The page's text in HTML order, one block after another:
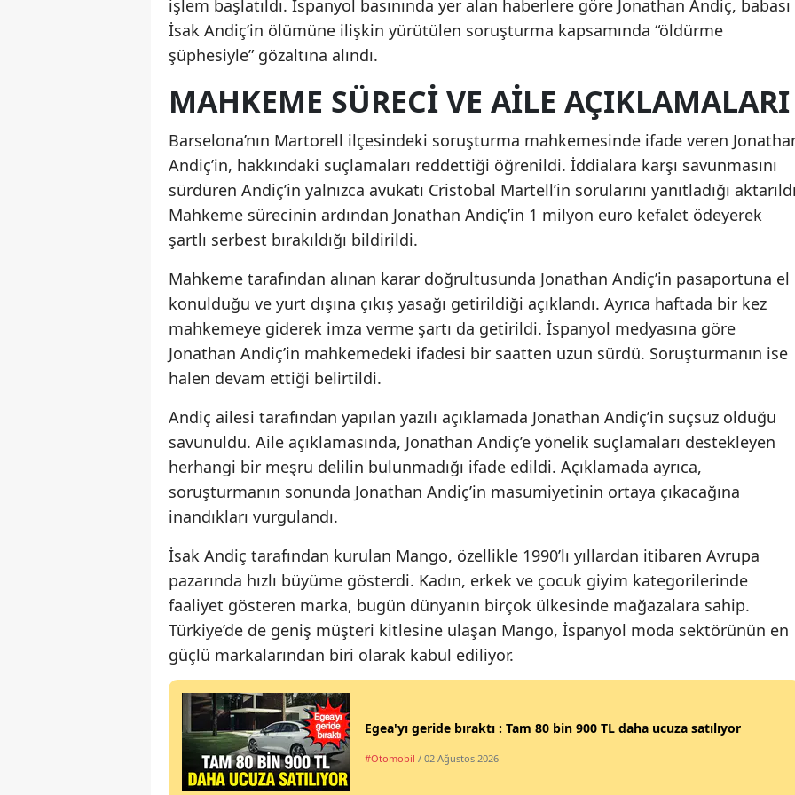
Yozgat
Aksaray
Bayburt
Karaman
Kırıkkale
Şırnak
Bartın
Ardahan
Yalova
Karabük
Düzce
işlem başlatıldı. İspanyol basınında yer alan haberlere göre Jonathan Andiç, babası
İsak Andiç’in ölümüne ilişkin yürütülen soruşturma kapsamında “öldürme
şüphesiyle” gözaltına alındı.
MAHKEME SÜRECI VE AILE AÇIKLAMALARI
Barselona’nın Martorell ilçesindeki soruşturma mahkemesinde ifade veren
Andiç’in, hakkındaki suçlamaları reddettiği öğrenildi. İddialara karşı savunmasını
sürdüren Andiç’in yalnızca avukatı Cristobal Martell’in sorularını yanıtladığı
Mahkeme sürecinin ardından Jonathan Andiç’in 1 milyon euro kefalet ödeyerek
şartlı serbest bırakıldığı bildirildi.
Mahkeme tarafından alınan karar doğrultusunda Jonathan Andiç’in pasaportuna el
konulduğu ve yurt dışına çıkış yasağı getirildiği açıklandı. Ayrıca haftada bir kez
mahkemeye giderek imza verme şartı da getirildi. İspanyol medyasına göre
Jonathan Andiç’in mahkemedeki ifadesi bir saatten uzun sürdü. Soruşturmanın ise
halen devam ettiği belirtildi.
Andiç ailesi tarafından yapılan yazılı açıklamada Jonathan Andiç’in suçsuz olduğu
savunuldu. Aile açıklamasında, Jonathan Andiç’e yönelik suçlamaları destekleyen
herhangi bir meşru delilin bulunmadığı ifade edildi. Açıklamada ayrıca,
soruşturmanın sonunda Jonathan Andiç’in masumiyetinin ortaya çıkacağına
inandıkları vurgulandı.
İsak Andiç tarafından kurulan Mango, özellikle 1990’lı yıllardan itibaren Avrupa
pazarında hızlı büyüme gösterdi. Kadın, erkek ve çocuk giyim kategorilerinde
faaliyet gösteren marka, bugün dünyanın birçok ülkesinde mağazalara sahip.
Türkiye’de de geniş müşteri kitlesine ulaşan Mango, İspanyol moda sektörünün en
güçlü markalarından biri olarak kabul ediliyor.
Egea'yı geride bıraktı : Tam 80 bin 900 TL daha ucuza satılıyor
#Otomobil / 02 Ağustos 2026